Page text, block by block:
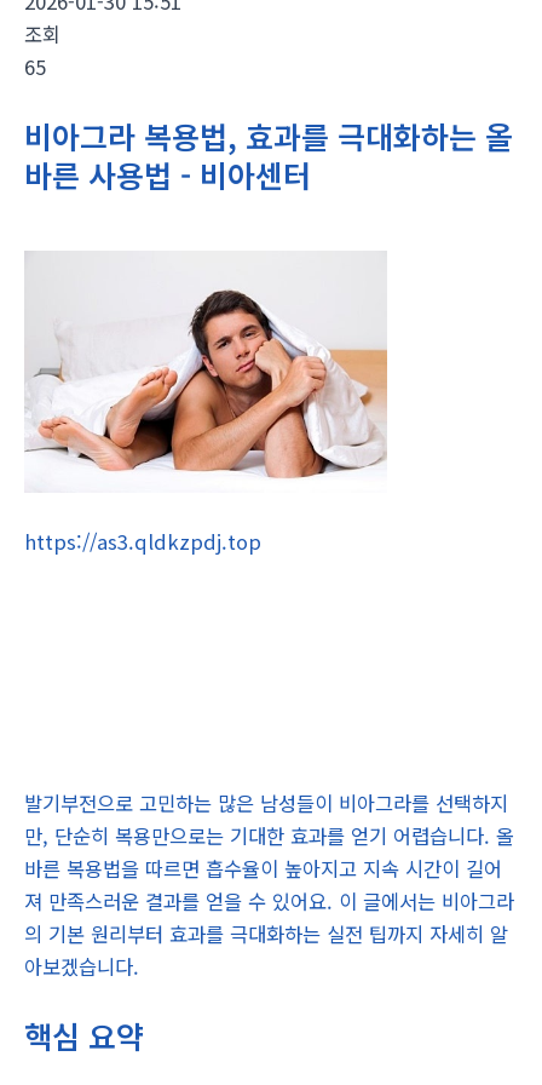
조회
65
비아그라 복용법, 효과를 극대화하는 올
바른 사용법 - 비아센터
https://as3.qldkzpdj.top
발기부전으로 고민하는 많은 남성들이 비아그라를 선택하지
만, 단순히 복용만으로는 기대한 효과를 얻기 어렵습니다. 올
바른 복용법을 따르면 흡수율이 높아지고 지속 시간이 길어
져 만족스러운 결과를 얻을 수 있어요. 이 글에서는 비아그라
의 기본 원리부터 효과를 극대화하는 실전 팁까지 자세히 알
아보겠습니다.
핵심 요약